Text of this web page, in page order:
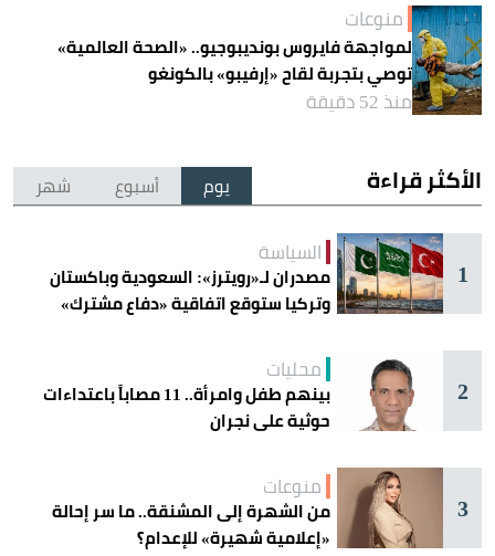
منوعات
لمواجهة فايروس بونديبوجيو.. «الصحة العالمية»
توصي بتجربة لقاح «إرفيبو» بالكونغو
منذ 52 دقيقة
الأكثر قراءة يوم أسبوع شهر
1
السياسة
مصدران لـ«رويترز»: السعودية وباكستان
وتركيا ستوقع اتفاقية «دفاع مشترك»
2
محليات
بينهم طفل وامرأة.. 11 مصاباً باعتداءات
حوثية على نجران
3
منوعات
من الشهرة إلى المشنقة.. ما سر إحالة
«إعلامية شهيرة» للإعدام؟